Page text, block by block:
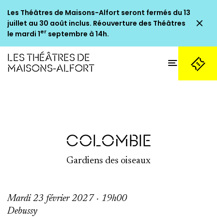
Les Théâtres de Maisons-Alfort seront fermés du 13
juillet au 30 août inclus. Réouverture des Théâtres
le mardi 1er septembre à 14h.
LES THÉÂTRES DE
MAISONS-ALFORT
COLOMBIE
Gardiens des oiseaux
Mardi 23 février 2027 · 19h00
Debussy